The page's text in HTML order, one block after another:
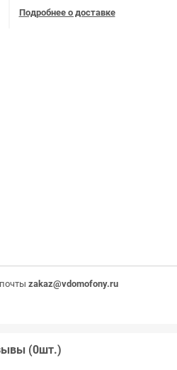
Подробнее о доставке
zakaz@vdomofony.ru
(0шт.)